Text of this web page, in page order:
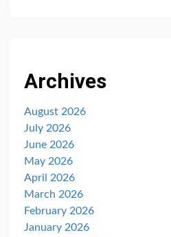
Archives
August 2026
July 2026
June 2026
May 2026
April 2026
March 2026
February 2026
January 2026